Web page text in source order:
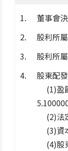
董事會
股利所
股利所
股東配
(1)盈
(2)法
(3)資
(4)股